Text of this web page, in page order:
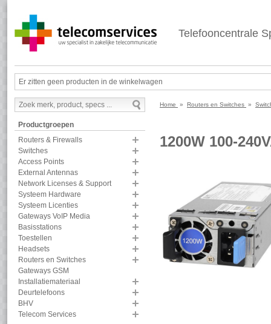
Telefooncentrale
Er zitten geen producten in de winkelwagen
Productgroepen
Routers & Firewalls
Switches
Access Points
External Antennas
Network Licenses & Support
Systeem Hardware
Systeem Licenties
Gateways VoIP Media
Basisstations
Toestellen
Headsets
Routers en Switches
Gateways GSM
Installatiemateriaal
Deurtelefoons
BHV
Telecom Services
Home » Routers en Switches »
1200W 100-